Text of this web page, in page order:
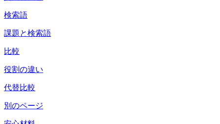
検索語
課題と検索語
比較
役割の違い
代替比較
別のページ